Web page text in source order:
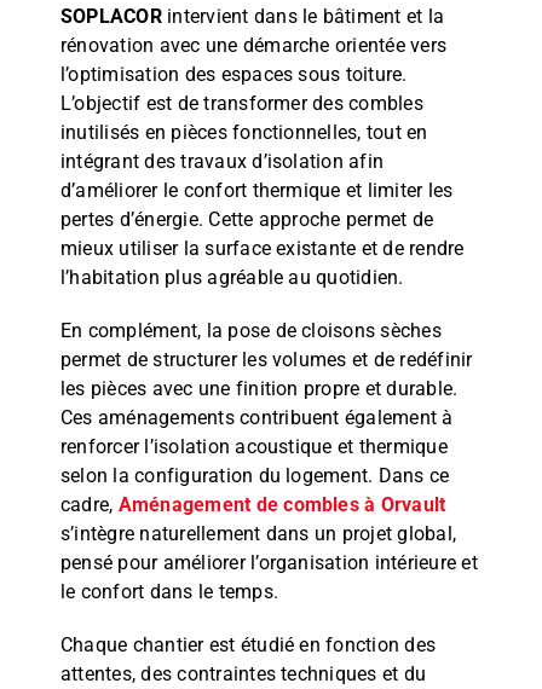
SOPLACORintervient dans le bâtiment et la
rénovation avec une démarche orientée vers
l’optimisation des espaces sous toiture.
L’objectif est de transformer des combles
inutilisés en pièces fonctionnelles, tout en
intégrant des travaux d’isolation afin
d’améliorer le confort thermique et limiter les
pertes d’énergie. Cette approche permet de
mieux utiliser la surface existante et de rendre
l’habitation plus agréable au quotidien.
En complément, la pose de cloisons sèches
permet de structurer les volumes et de redéfinir
les pièces avec une finition propre et durable.
Ces aménagements contribuent également à
renforcer l’isolation acoustique et thermique
selon la configuration du logement. Dans ce
cadre, Aménagement de combles à Orvault
s’intègre naturellement dans un projet global,
pensé pour améliorer l’organisation intérieure et
le confort dans le temps.
Chaque chantier est étudié en fonction des
attentes, des contraintes techniques et du